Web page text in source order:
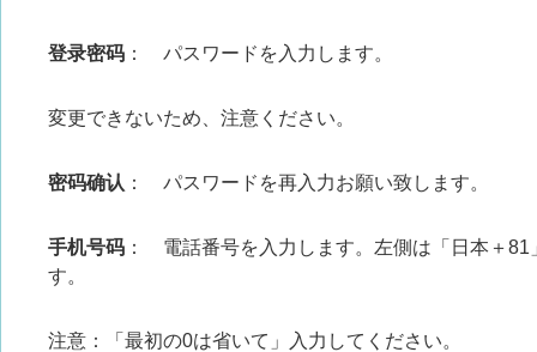
登录密码 ： パスワードを入力します。
変更できないため、注意ください。
密码确认 ： パスワードを再入力お願い致します。
手机号码 ： 電話番号を入力します。左側は「日本＋
す。
注意：「最初の0は省いて」入力してください。